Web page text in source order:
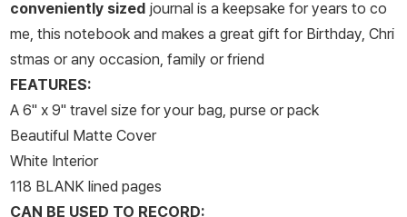
conveniently sized journal is a keepsake for years to co
me, this notebook and makes a great gift for Birthday, Chri
stmas or any occasion, family or friend
FEATURES:
A 6" x 9" travel size for your bag, purse or pack
Beautiful Matte Cover
White Interior
118 BLANK lined pages
CAN BE USED TO RECORD: